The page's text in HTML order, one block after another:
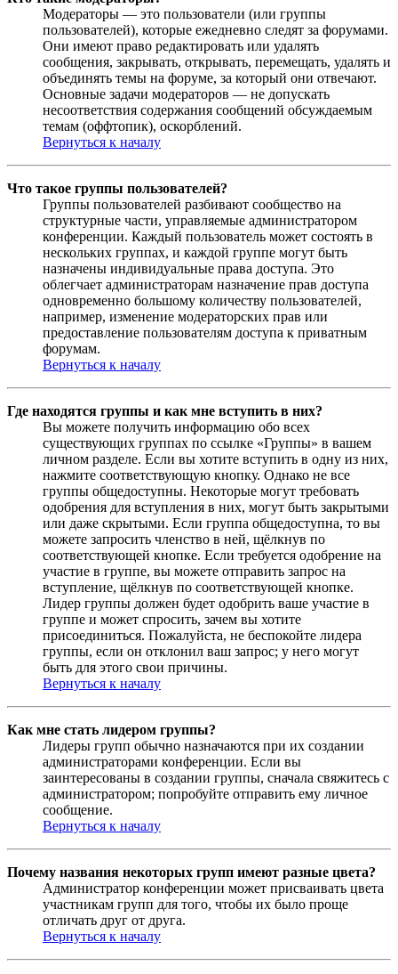
Модераторы — это пользователи (или группы
пользователей), которые ежедневно следят за форумами.
Они имеют право редактировать или удалять
сообщения, закрывать, открывать, перемещать, удалять и
объединять темы на форуме, за который они отвечают.
Основные задачи модераторов — не допускать
несоответствия содержания сообщений обсуждаемым
темам (оффтопик), оскорблений.
Вернуться к началу
Что такое группы пользователей?
Группы пользователей разбивают сообщество на
структурные части, управляемые администратором
конференции. Каждый пользователь может состоять в
нескольких группах, и каждой группе могут быть
назначены индивидуальные права доступа. Это
облегчает администраторам назначение прав доступа
одновременно большому количеству пользователей,
например, изменение модераторских прав или
предоставление пользователям доступа к приватным
форумам.
Вернуться к началу
Где находятся группы и как мне вступить в них?
Вы можете получить информацию обо всех
существующих группах по ссылке «Группы» в вашем
личном разделе. Если вы хотите вступить в одну из них,
нажмите соответствующую кнопку. Однако не все
группы общедоступны. Некоторые могут требовать
одобрения для вступления в них, могут быть закрытыми
или даже скрытыми. Если группа общедоступна, то вы
можете запросить членство в ней, щёлкнув по
соответствующей кнопке. Если требуется одобрение на
участие в группе, вы можете отправить запрос на
вступление, щёлкнув по соответствующей кнопке.
Лидер группы должен будет одобрить ваше участие в
группе и может спросить, зачем вы хотите
присоединиться. Пожалуйста, не беспокойте лидера
группы, если он отклонил ваш запрос; у него могут
быть для этого свои причины.
Вернуться к началу
Как мне стать лидером группы?
Лидеры групп обычно назначаются при их создании
администраторами конференции. Если вы
заинтересованы в создании группы, сначала свяжитесь с
администратором; попробуйте отправить ему личное
сообщение.
Вернуться к началу
Почему названия некоторых групп имеют разные цвета?
Администратор конференции может присваивать цвета
участникам групп для того, чтобы их было проще
отличать друг от друга.
Вернуться к началу